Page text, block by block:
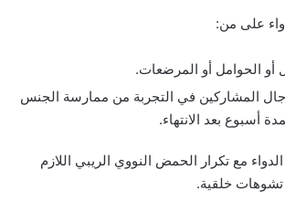
على من:
الحوامل أو المرضعات.
المشاركين في التجربة من ممارسة الجنس
أسبوع بعد الانتهاء.
مع تكرار الحمض النووي الريبي اللازم
خلقية.